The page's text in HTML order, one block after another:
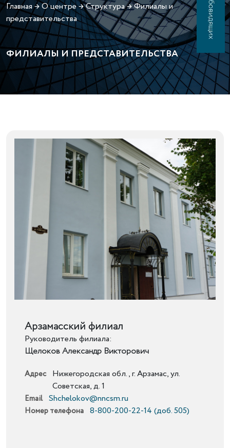
Главная→О центре→Структура→Филиалы и
представительства
ФИЛИАЛЫ И ПРЕДСТАВИТЕЛЬСТВА
Подробнее
Арзамасский филиал
Руководитель филиала:
Щелоков Александр Викторович
Адрес Нижегородская обл., г. Арзамас, ул.
Советская, д. 1
Email Shchelokov@nncsm.ru
Номер телефона 8-800-200-22-14 (доб. 505)